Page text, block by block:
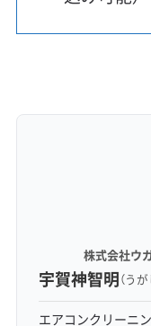
株式会社ウ
宇賀神智明（う
エアコンクリーニ